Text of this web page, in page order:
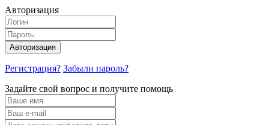
Авторизация
Авторизация
Регистрация? Забыли пароль?
Задайте свой вопрос и получите помощь